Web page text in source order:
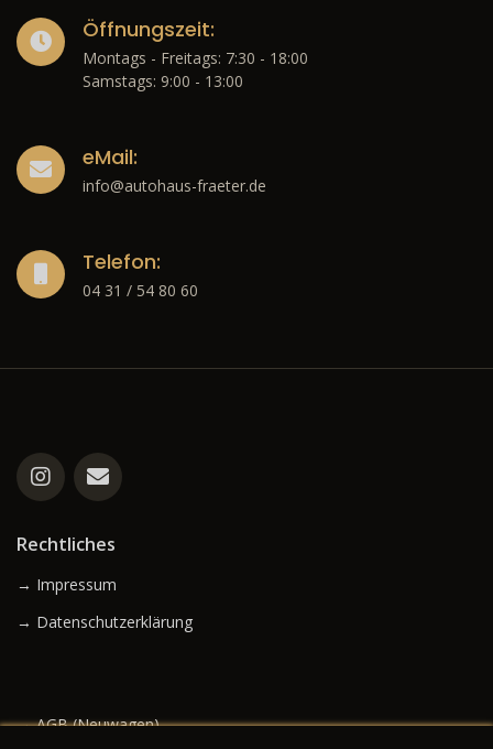
Öffnungszeit:
Montags - Freitags: 7:30 - 18:00
Samstags: 9:00 - 13:00
eMail:
info@autohaus-fraeter.de
Telefon:
04 31 / 54 80 60
Rechtliches
→ Impressum
→ Datenschutzerklärung
→ AGB (Neuwagen)